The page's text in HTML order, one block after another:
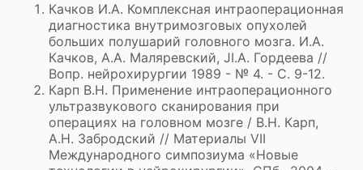
Качков И.А. Комплексная интраоперационная
диагностика внутримозговых опухолей
больших полушарий головного мозга. И.А.
Качков, А.А. Маляревский, JI.A. Гордеева //
Вопр. нейрохирургии 1989 - № 4. - С. 9-12.
Карп В.Н. Применение интраоперационного
ультразвукового сканирования при
операциях на головном мозге / В.Н. Карп,
А.Н. Забродский // Материалы VII
Международного симпозиума «Новые